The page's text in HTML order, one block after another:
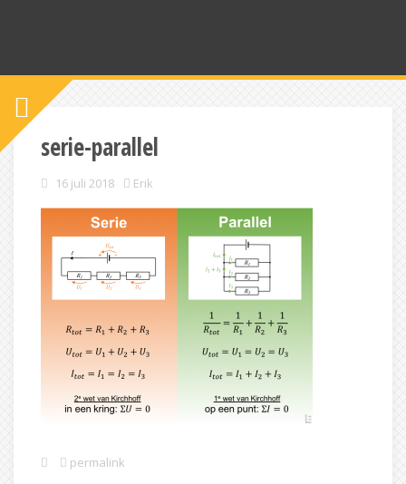
serie-parallel
16 juli 2018 Erik
permalink